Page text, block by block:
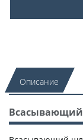
Описание
Всасывающий